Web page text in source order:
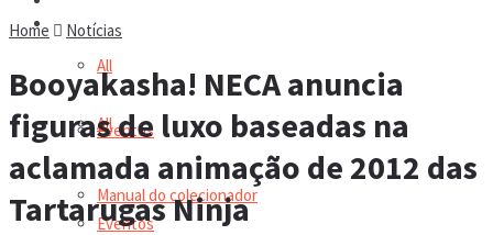
Notícias
All
Eventos
All
Eventos
Manual do colecionador
Home Notícias
Booyakasha! NECA anuncia
figuras de luxo baseadas na
aclamada animação de 2012 das
Tartarugas Ninja